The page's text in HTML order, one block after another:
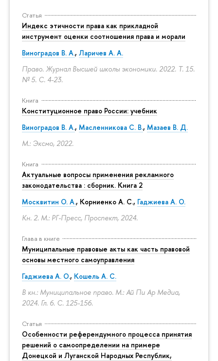
Статья
Индекс этичности права как прикладной
инструмент оценки соотношения права и морали
Виноградов В. А., Ларичев А. А.
Право. Журнал Высшей школы экономики. 2022. Т. 15.
№ 5. С. 4-23.
Книга
Конституционное право России: учебник
Виноградов В. А., Масленникова С. В., Мазаев В. Д.
М.: Эксмо, 2022.
Книга
Актуальные вопросы применения рекламного
законодательства : сборник. Книга 2
Москвитин О. А., Корниенко А. С., Гаджиева А. О.
Кн. 2. М.: РГ-Пресс, Проспект, 2024.
Глава в книге
Муниципальные правовые акты как часть правовой
основы местного самоуправления
Гаджиева А. О., Кошель А. С.
В кн.: Муниципальное право. М.: Ай Пи Ар Медиа,
2024. Гл. 6. С. 125-156.
Статья
Особенности референдумного процесса принятия
решений о самоопределении на примере
Донецкой и Луганской Народных Республик,